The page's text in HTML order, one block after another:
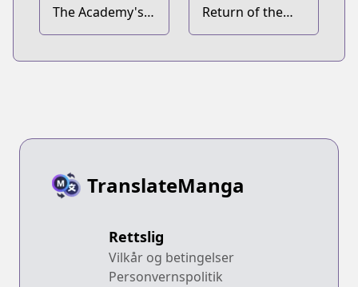
The Academy's
Undercover
Return of the
Blossoming
TranslateManga
Rettslig
Vilkår og betingelser
Personvernspolitik